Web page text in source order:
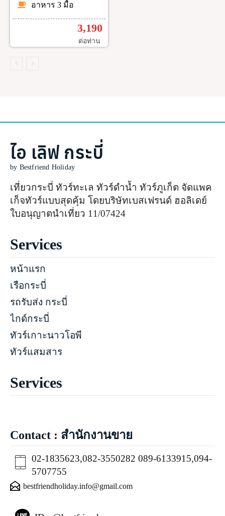
อาหาร 3 มื้อ
3,190
ต่อท่าน
ไอ เลิฟ กระบี่
by Bestfriend Holiday
เที่ยวกระบี่ ทัวร์ทะเล ทัวร์ดำน้ำ ทัวร์ภูเก็ต จัดแพค
เก็จทัวร์แบบสุดคุ้ม โดยบริษัทเบสเฟรนด์ ฮอลิเดย์
ใบอนุญาตนำเที่ยว 11/07424
Services
หน้าแรก
เรือกระบี่
รถรับส่ง กระบี่
ไกด์กระบี่
ทัวร์เกาะนาวโอพี
ทัวร์แสมสาร
Services
Contact : สำนักงานขาย
02-1835623,082-3550282 089-6133915,094-
5707755
bestfriendholiday.info@gmail.com